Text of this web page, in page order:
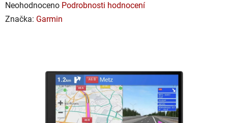
Průměrné
hodnocení
Neohodnoceno Podrobnosti hodnocení
Značka: Garmin